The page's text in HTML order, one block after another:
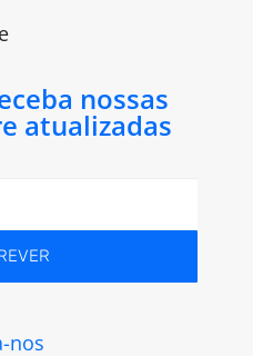
nossas
atualizadas
nos